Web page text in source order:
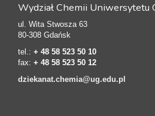
Wydział Chemii Uniwersytetu
ul. Wita Stwosza 63
80-308 Gdańsk
tel.: + 48 58 523 50 10
fax: + 48 58 523 50 12
dziekanat.chemia@ug.edu.pl